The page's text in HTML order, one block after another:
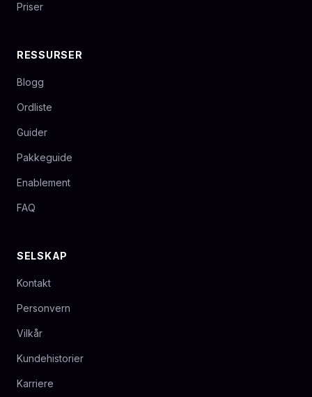
Priser
RESSURSER
Blogg
Ordliste
Guider
Pakkeguide
Enablement
FAQ
SELSKAP
Kontakt
Personvern
Vilkår
Kundehistorier
Karriere